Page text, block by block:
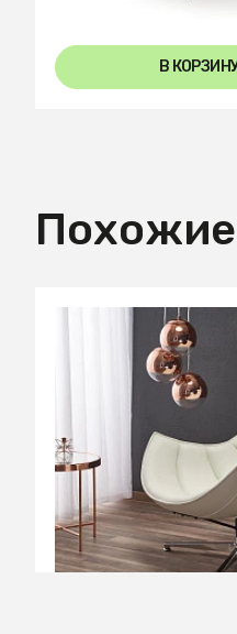
В
103 310 ₽
Кресло Halmar
СООБЩИТЬ О
Временно отсутствует